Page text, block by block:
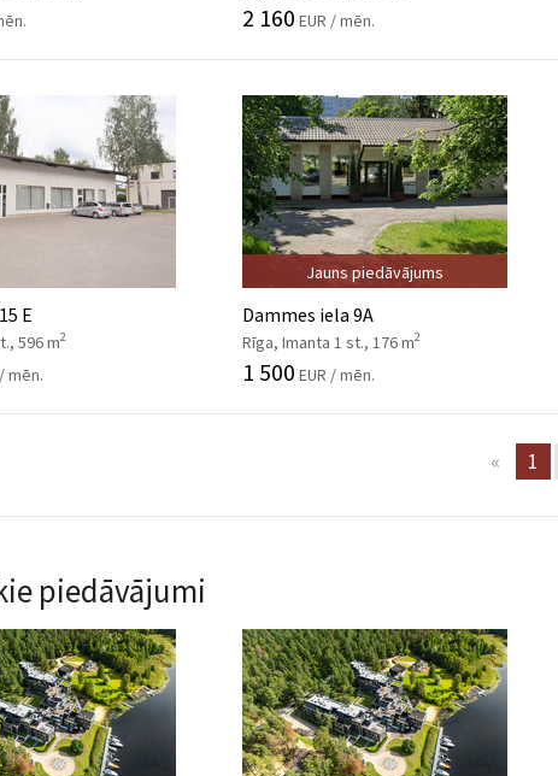
2 160 EUR / mēn.
E
596 m2
mēn.
Jauns piedāvājums
Dammes iela 9A
Rīga, Imanta 1 st., 176 m2
1 500 EUR / mēn.
« 1
piedāvājumi